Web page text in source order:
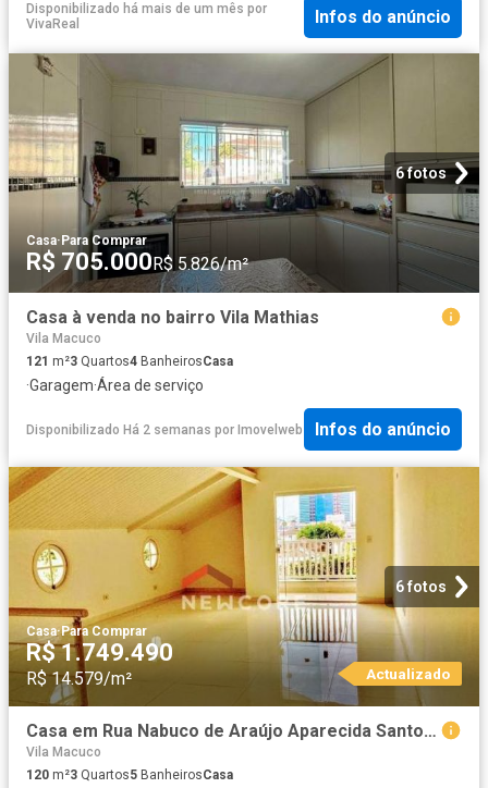
Disponibilizado há mais de um mês por
VivaReal
Infos do anúncio
6 fotos
Casa· Para Comprar
R$ 705.000 R$ 5.826/m²
Casa à venda no bairro Vila Mathias
Vila Macuco
121 m²3 Quartos4 BanheirosCasa
·Garagem·Área de serviço
Disponibilizado Há 2 semanas por Imovelweb Infos do anúncio
6 fotos
Casa·Para Comprar
R$ 1.749.490
R$ 14.579/m² Actualizado
Casa em Rua Nabuco de Araújo Aparecida Santos/SP
Vila Macuco
120 m²3 Quartos5 BanheirosCasa